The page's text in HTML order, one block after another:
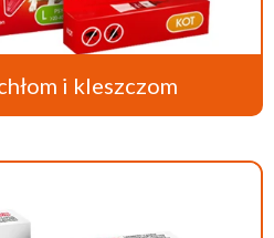
i kleszczom